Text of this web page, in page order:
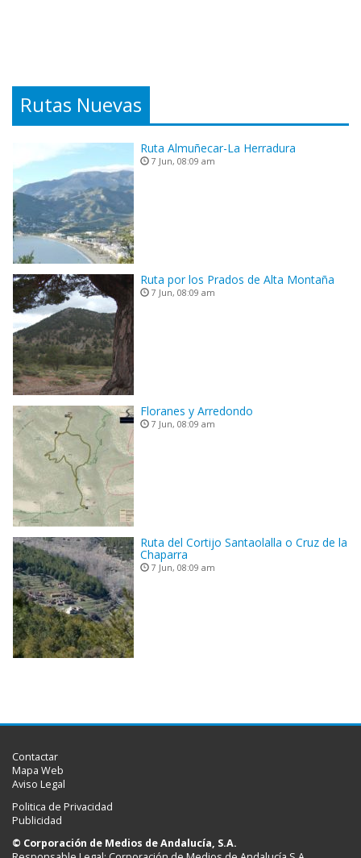
Rutas Nuevas
Ruta Almuñecar-La Herradura
7 Jun, 08:09 am
Ruta por los Prados de Alta Montaña
7 Jun, 08:09 am
Floranes y Arredondo
7 Jun, 08:09 am
Ruta del Cortijo Santaolalla o Cruz de la
Chaparra
7 Jun, 08:09 am
Contactar
Mapa Web
Aviso Legal
Politica de Privacidad
Publicidad
© Corporación de Medios de Andalucía, S.A.